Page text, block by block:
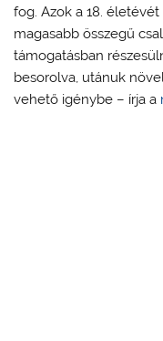
fog. Azok a 18.
magasabb összegű
támogatásban
besorolva, utánuk
vehető igénybe – írja a